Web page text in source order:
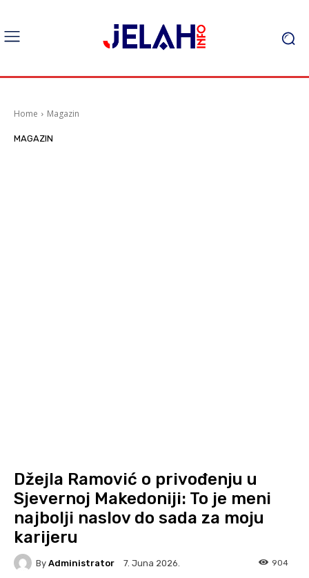
Home Magazin
MAGAZIN
Džejla Ramović o privođenju u
Sjevernoj Makedoniji: To je meni
najbolji naslov do sada za moju
karijeru
By Administrator 7. Juna 2026. 904